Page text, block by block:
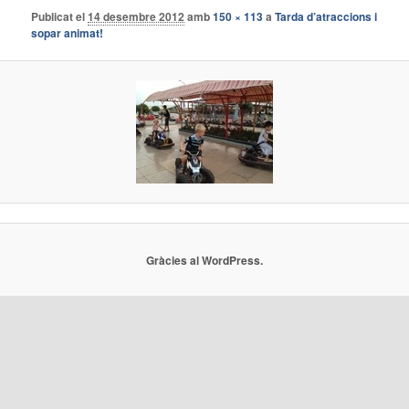
Publicat el14 desembre 2012 amb150 × 113aTarda d’atraccions i
sopar animat!
Gràcies al WordPress.